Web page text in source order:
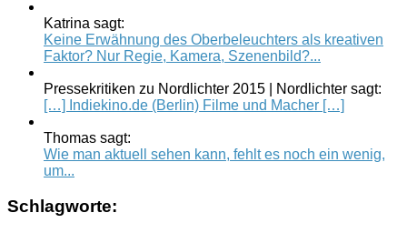
Katrina sagt:
Keine Erwähnung des Oberbeleuchters als kreativen
Faktor? Nur Regie, Kamera, Szenenbild?...
Pressekritiken zu Nordlichter 2015 | Nordlichter sagt:
[…] Indiekino.de (Berlin) Filme und Macher […]
Thomas sagt:
Wie man aktuell sehen kann, fehlt es noch ein wenig,
um...
Schlagworte: